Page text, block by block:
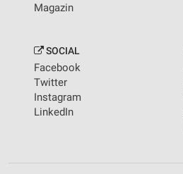
Magazin
SOCIAL
Facebook
Twitter
Instagram
LinkedIn